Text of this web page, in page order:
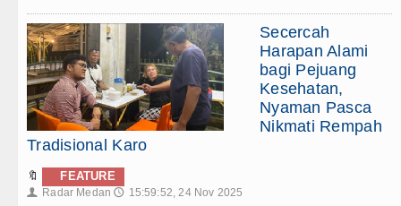
Secercah
Harapan Alami
bagi Pejuang
Kesehatan,
Nyaman Pasca
Nikmati Rempah
Tradisional Karo
🔖 FEATURE
👤 Radar Medan 🕔 15:59:52, 24 Nov 2025